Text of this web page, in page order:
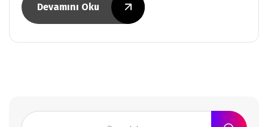
Devamını Oku